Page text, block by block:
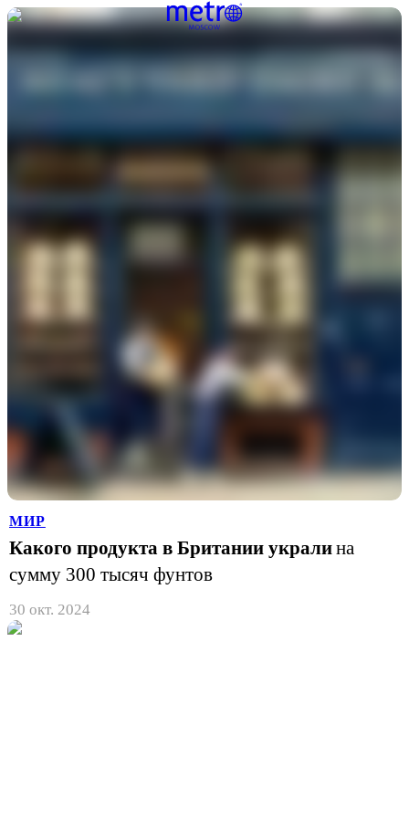
МИР
Какого продукта в Британии укралина
сумму 300 тысяч фунтов
30 окт. 2024